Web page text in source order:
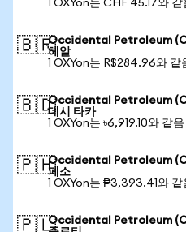
1 OXYon는 CHF 45.17와 같
🇧🇷Occidental Petroleum
헤알
1 OXYon는 R$284.96와 같
🇧🇩Occidental Petroleum
데시 타카
1 OXYon는 ৳6,919.10와 같음
🇵🇭Occidental Petroleum
페소
1 OXYon는 ₱3,393.41와 같
🇵🇱Occidental Petroleum